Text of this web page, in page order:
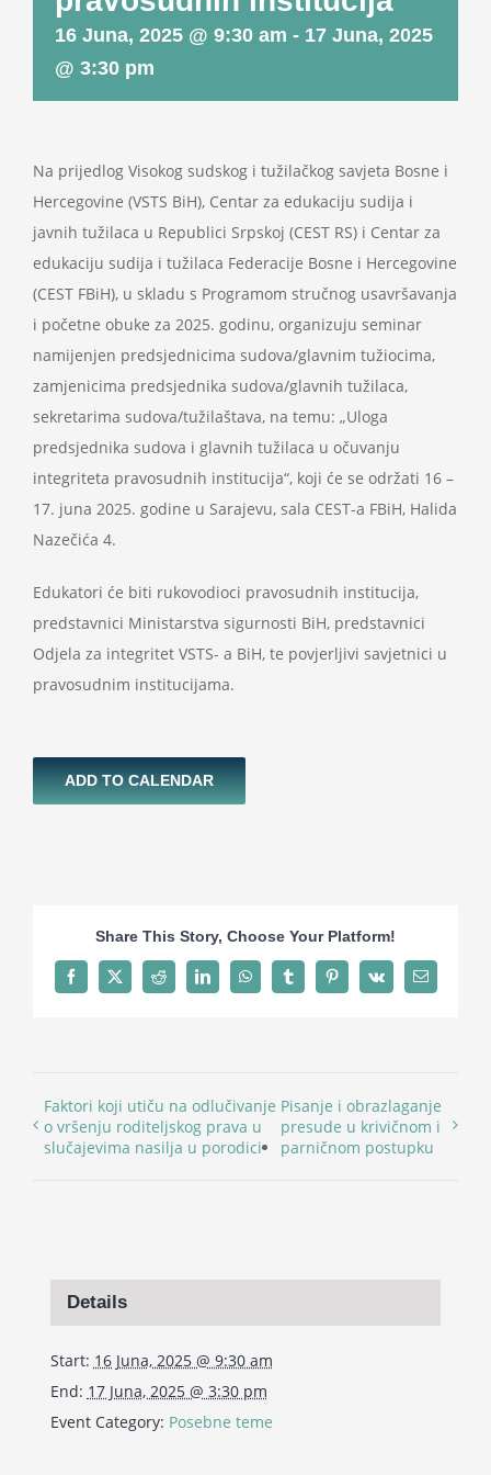
Kontakt
Search
for:
16 Juna, 2025 @ 9:30 am - 17 Juna, 2025
@ 3:30 pm
Na prijedlog Visokog sudskog i tužilačkog savjeta Bosne i
Hercegovine (VSTS BiH), Centar za edukaciju sudija i
javnih tužilaca u Republici Srpskoj (CEST RS) i Centar za
edukaciju sudija i tužilaca Federacije Bosne i Hercegovine
(CEST FBiH), u skladu s Programom stručnog usavršavanja
i početne obuke za 2025. godinu, organizuju seminar
namijenjen predsjednicima sudova/glavnim tužiocima,
zamjenicima predsjednika sudova/glavnih tužilaca,
sekretarima sudova/tužilaštava, na temu: „Uloga
predsjednika sudova i glavnih tužilaca u očuvanju
integriteta pravosudnih institucija“, koji će se održati 16 –
17. juna 2025. godine u Sarajevu, sala CEST-a FBiH, Halida
Nazečića 4.
Edukatori će biti rukovodioci pravosudnih institucija,
predstavnici Ministarstva sigurnosti BiH, predstavnici
Odjela za integritet VSTS- a BiH, te povjerljivi savjetnici u
pravosudnim institucijama.
ADD TO CALENDAR
Share This Story, Choose Your Platform!
Facebook
X Reddit LinkedInWhatsAppTumblrPinterest
Vk Email
Faktori koji utiču na odlučivanje
o vršenju roditeljskog prava u
slučajevima nasilja u porodici
Pisanje i obrazlaganje
presude u krivičnom i
parničnom postupku
Details
Start: 16 Juna, 2025 @ 9:30 am
End: 17 Juna, 2025 @ 3:30 pm
Event Category: Posebne teme